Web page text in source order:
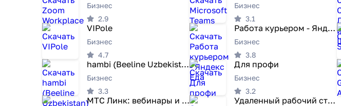
Бизнес
2.9
Бизнес
3.1
VIPole
Бизнес
4.7
Работа курьером - Яндекс Еда
Бизнес
3.8
hambi (Beeline Uzbekistan)
Бизнес
3.3
Для профи
Бизнес
3.2
МТС Линк: вебинары и совещания Удаленный рабочий стол AnyDesk